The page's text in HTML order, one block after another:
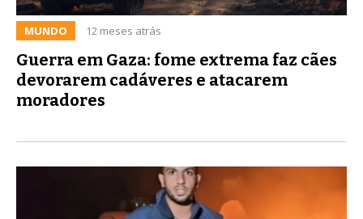
MUNDO 12 meses atrás
Guerra em Gaza: fome extrema faz cães
devorarem cadáveres e atacarem
moradores